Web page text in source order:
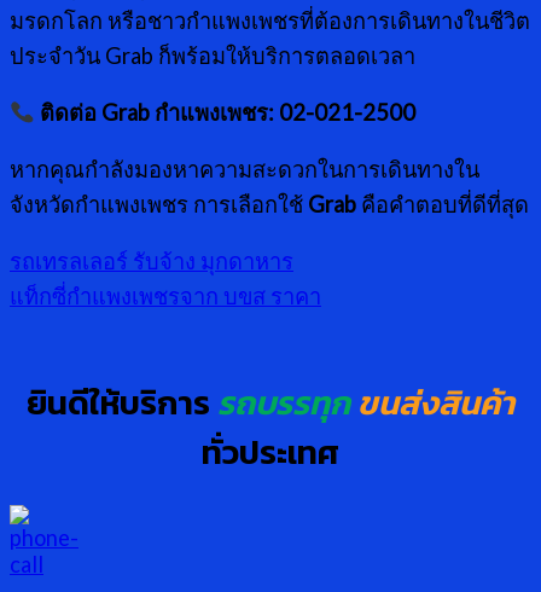
มรดกโลก หรือชาวกำแพงเพชรที่ต้องการเดินทางในชีวิต
ประจำวัน Grab ก็พร้อมให้บริการตลอดเวลา
ติดต่อ Grab กำแพงเพชร: 02-021-2500
หากคุณกำลังมองหาความสะดวกในการเดินทางใน
จังหวัดกำแพงเพชร การเลือกใช้ Grab คือคำตอบที่ดีที่สุด
รถเทรลเลอร์ รับจ้าง มุกดาหาร
แท็กซี่กำแพงเพชรจาก บขส ราคา
ยินดีให้บริการรถบรรทุกขนส่งสินค้า
ทั่วประเทศ